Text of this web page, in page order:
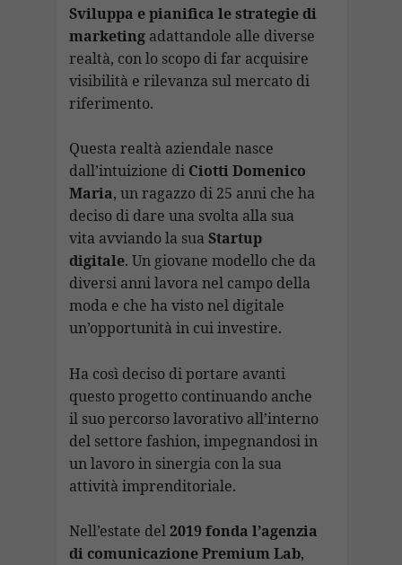
Sviluppa e pianifica le strategie di
marketingadattandole alle diverse
realtà, con lo scopo di far acquisire
visibilità e rilevanza sul mercato di
riferimento.
Questa realtà aziendale nasce
dall’intuizione di Ciotti Domenico
Maria, un ragazzo di 25 anni che ha
deciso di dare una svolta alla sua
vita avviando la suaStartup
digitale. Un giovane modello che da
diversi anni lavora nel campo della
moda e che ha visto nel digitale
un’opportunità in cui investire.
Ha così deciso di portare avanti
questo progetto continuando anche
il suo percorso lavorativo all’interno
del settore fashion, impegnandosi in
un lavoro in sinergia con la sua
attività imprenditoriale.
Nell’estate del2019 fonda l’agenzia
di comunicazione Premium Lab,